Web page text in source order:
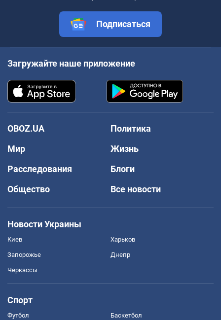
Подписаться
Загружайте наше приложение
OBOZ.UA
Политика
Мир
Жизнь
Расследования
Блоги
Общество
Все новости
Новости Украины
Киев Харьков
Запорожье Днепр
Черкассы
Спорт
Футбол Баскетбол